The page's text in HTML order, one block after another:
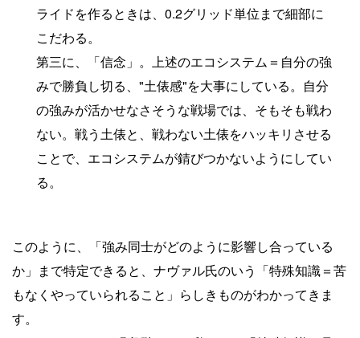
ライドを作るときは、0.2グリッド単位まで細部に
こだわる。
第三に、「信念」。上述のエコシステム＝自分の強
みで勝負し切る、"土俵感"を大事にしている。自分
の強みが活かせなさそうな戦場では、そもそも戦わ
ない。戦う土俵と、戦わない土俵をハッキリさせる
ことで、エコシステムが錆びつかないようにしてい
る。
このように、「強み同士がどのように影響し合っている
か」まで特定できると、ナヴァル氏のいう「特殊知識＝苦
もなくやっていられること」らしきものがわかってきま
す。